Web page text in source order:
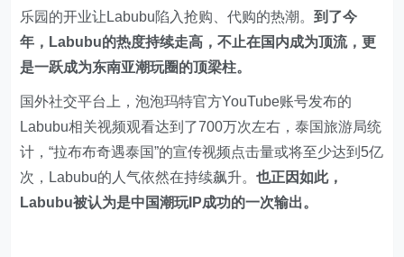
乐园的开业让Labubu陷入抢购、代购的热潮。到了今
年，Labubu的热度持续走高，不止在国内成为顶流，更
是一跃成为东南亚潮玩圈的顶梁柱。
国外社交平台上，泡泡玛特官方YouTube账号发布的
Labubu相关视频观看达到了700万次左右，泰国旅游局统
计，“拉布布奇遇泰国”的宣传视频点击量或将至少达到5亿
次，Labubu的人气依然在持续飙升。也正因如此，
Labubu被认为是中国潮玩IP成功的一次输出。